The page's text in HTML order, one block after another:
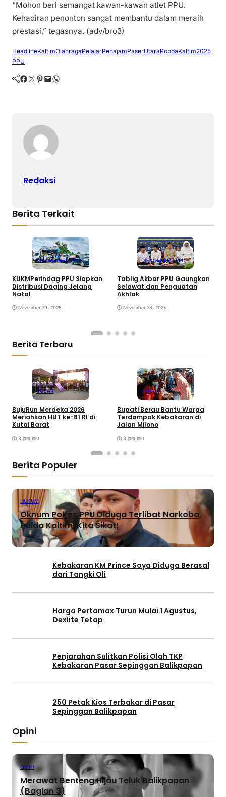
“Mohon beri semangat kawan-kawan atlet PPU.
Kehadiran penonton sangat membantu dalam meraih
prestasi,” tegasnya. (adv/bro3)
HeadlineKaltimOlahragaPelajarPenajamPaserUtaraPopdaKaltim2025
PPU
Facebook Twitter Pinterest Mail WhatsApp
Redaksi
Berita Terkait
DISKOMINFO PPU
KUKMPerindag PPU Siapkan
Distribusi Daging Jelang
Natal
November 29, 2025
DISKOMINFO PPU
Tablig Akbar PPU Gaungkan
Selawat dan Penguatan
Akhlak
November 28, 2025
Berita Terbaru
KUBAR
BujuRun Merdeka 2026
Meriahkan HUT ke-81 RI di
Kutai Barat
3 jam lalu
BERAU
Bupati Berau Bantu Warga
Terdampak Kebakaran di
Jalan Milono
3 jam lalu
Berita Populer
HUKUM
Oknum Polres PPU Diduga Terlibat Narkoba,
Polda Kaltim: Kita Sikat!
Kebakaran KM Prince Soya Diduga Berasal
dari Tangki Oli
Harga Pertamax Turun Mulai 1 Agustus,
Dexlite Tetap
Penjarahan Sulitkan Polisi Olah TKP
Kebakaran Pasar Sepinggan Balikpapan
250 Petak Kios Terbakar di Pasar
Sepinggan Balikpapan
Opini
OPINI
Merawat Benteng Hijau Teluk Balikpapan
(Bagian 3)